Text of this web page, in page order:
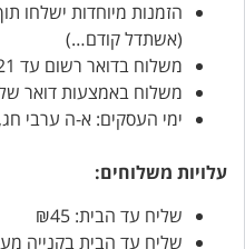
(אשתדל קודם…)
משלוח בדואר רשום עד 21 ימי עסקים.
משלוח באמצעות דואר שליחים
ימי העסקים: א-ה ערבי
עלויות משלוחים:
שליח עד הבית: ₪45
שליח עד הבית בקנייה מעל ₪199 ועד 499-